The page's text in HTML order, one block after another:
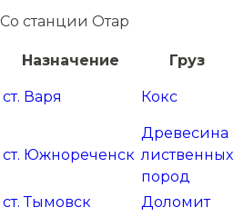
Со станции Отар
Назначение Груз
ст. Варя Кокс
ст. Южнореченск
Древесина
лиственных
пород
ст. Тымовск Доломит